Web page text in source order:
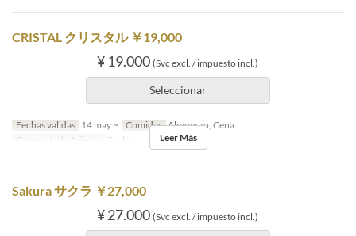
CRISTAL クリスタル ￥19,000
¥ 19.000 (Svc excl. / impuesto incl.)
Seleccionar
Fechas validas 14 may ~ Comidas Almuerzo, Cena
Categoría de Asiento
Table Leer Más
Sakura サクラ ￥27,000
¥ 27.000 (Svc excl. / impuesto incl.)